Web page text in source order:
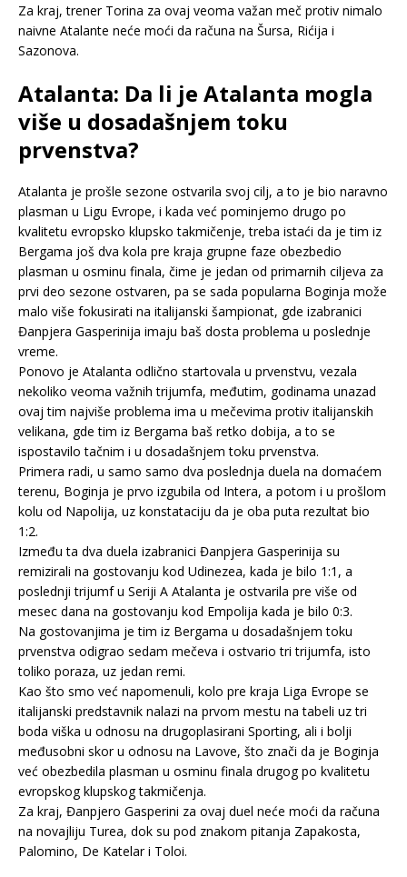
Za kraj, trener Torina za ovaj veoma važan meč protiv nimalo
naivne Atalante neće moći da računa na Šursa, Rićija i
Sazonova.
Atalanta: Da li je Atalanta mogla
više u dosadašnjem toku
prvenstva?
Atalanta je prošle sezone ostvarila svoj cilj, a to je bio naravno
plasman u Ligu Evrope, i kada već pominjemo drugo po
kvalitetu evropsko klupsko takmičenje, treba istaći da je tim iz
Bergama još dva kola pre kraja grupne faze obezbedio
plasman u osminu finala, čime je jedan od primarnih ciljeva za
prvi deo sezone ostvaren, pa se sada popularna Boginja može
malo više fokusirati na italijanski šampionat, gde izabranici
Đanpjera Gasperinija imaju baš dosta problema u poslednje
vreme.
Ponovo je Atalanta odlično startovala u prvenstvu, vezala
nekoliko veoma važnih trijumfa, međutim, godinama unazad
ovaj tim najviše problema ima u mečevima protiv italijanskih
velikana, gde tim iz Bergama baš retko dobija, a to se
ispostavilo tačnim i u dosadašnjem toku prvenstva.
Primera radi, u samo samo dva poslednja duela na domaćem
terenu, Boginja je prvo izgubila od Intera, a potom i u prošlom
kolu od Napolija, uz konstataciju da je oba puta rezultat bio
1:2.
Između ta dva duela izabranici Đanpjera Gasperinija su
remizirali na gostovanju kod Udinezea, kada je bilo 1:1, a
poslednji trijumf u Seriji A Atalanta je ostvarila pre više od
mesec dana na gostovanju kod Empolija kada je bilo 0:3.
Na gostovanjima je tim iz Bergama u dosadašnjem toku
prvenstva odigrao sedam mečeva i ostvario tri trijumfa, isto
toliko poraza, uz jedan remi.
Kao što smo već napomenuli, kolo pre kraja Liga Evrope se
italijanski predstavnik nalazi na prvom mestu na tabeli uz tri
boda viška u odnosu na drugoplasirani Sporting, ali i bolji
međusobni skor u odnosu na Lavove, što znači da je Boginja
već obezbedila plasman u osminu finala drugog po kvalitetu
evropskog klupskog takmičenja.
Za kraj, Đanpjero Gasperini za ovaj duel neće moći da računa
na novajliju Turea, dok su pod znakom pitanja Zapakosta,
Palomino, De Katelar i Toloi.